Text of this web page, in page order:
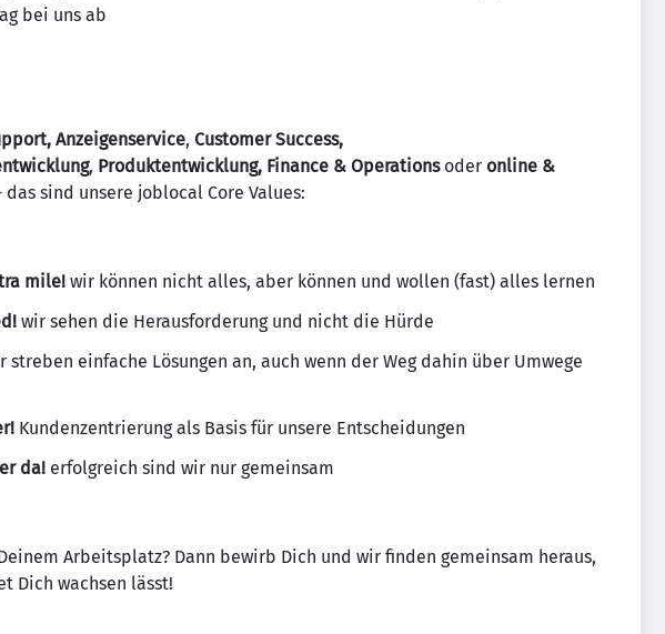
bei uns ab
Anzeigenservice, Customer Success,
, Produktentwicklung, Finance & Operations oder online &
sind unsere joblocal Core Values:
mile! wir können nicht alles, aber können und wollen (fast) alles lernen
wir sehen die Herausforderung und nicht die Hürde
streben einfache Lösungen an, auch wenn der Weg dahin über Umwege
Kundenzentrierung als Basis für unsere Entscheidungen
da! erfolgreich sind wir nur gemeinsam
Arbeitsplatz? Dann bewirb Dich und wir finden gemeinsam heraus,
Dich wachsen lässt!